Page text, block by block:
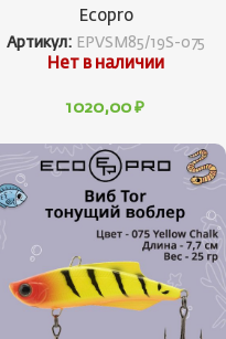
Ecopro
Артикул: EPVSM85/19S-075
Нет в наличии
1020,00 ₽